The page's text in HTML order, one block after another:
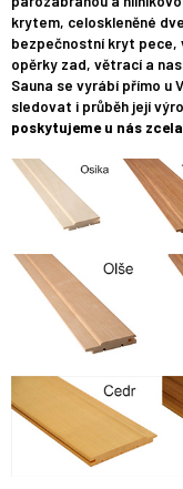
krytem, celoskleněné
bezpečnostní kryt pece,
opěrky zad, větrací a
Sauna se vyrábí přímo u
sledovat i průběh její
poskytujeme u nás